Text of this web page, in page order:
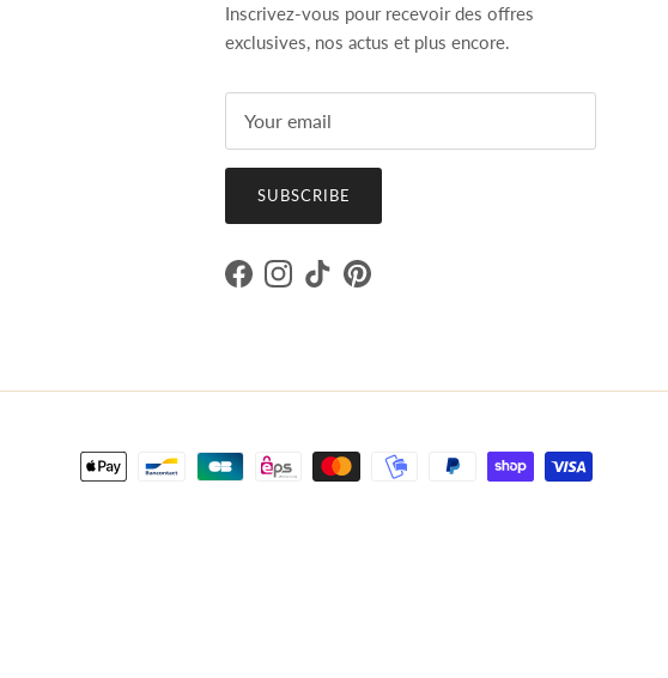
Inscrivez-vous pour recevoir des offres
exclusives, nos actus et plus encore.
SUBSCRIBE
FacebookInstagram
TikTokPinterest